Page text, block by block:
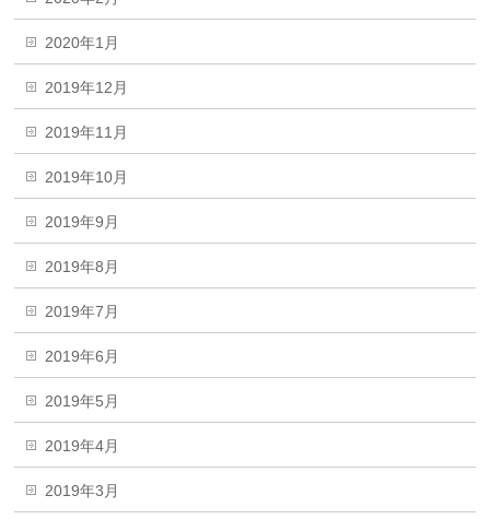
2020年1月
2019年12月
2019年11月
2019年10月
2019年9月
2019年8月
2019年7月
2019年6月
2019年5月
2019年4月
2019年3月